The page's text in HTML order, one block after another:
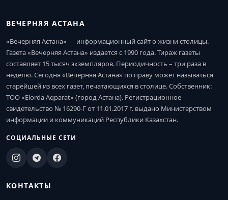
ВЕЧЕРНЯЯ АСТАНА
«Вечерняя Астана» — информационный сайт о жизни столицы.
Газета «Вечерняя Астана» издается с 1990 года. Тираж газеты
составляет 15 тысяч экземпляров. Периодичность – три раза в
неделю. Сегодня «Вечерняя Астана» по праву может называться
старейшей из всех газет, печатающихся в столице. Собственник:
ТОО «Elorda Aqparat» (город Астана). Регистрационное
свидетельство № 16290-Г от 11.01.2017 г. выдано Министерством
информации и коммуникаций Республики Казахстан.
СОЦИАЛЬНЫЕ СЕТИ
КОНТАКТЫ